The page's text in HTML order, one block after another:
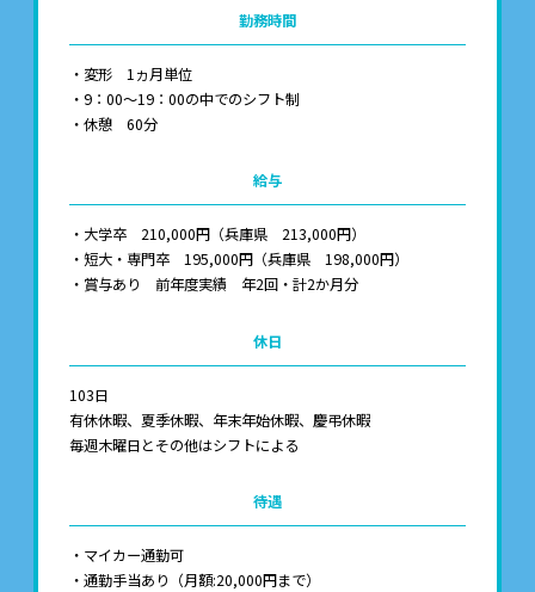
勤務時間
・変形 1ヵ月単位
・9：00～19：00の中でのシフト制
・休憩 60分
給与
・大学卒 210,000円（兵庫県 213,000円）
・短大・専門卒 195,000円（兵庫県 198,000円）
・賞与あり 前年度実績 年2回・計2か月分
休日
103日
有休休暇、夏季休暇、年末年始休暇、慶弔休暇
毎週木曜日とその他はシフトによる
待遇
・マイカー通勤可
・通勤手当あり（月額:20,000円まで）